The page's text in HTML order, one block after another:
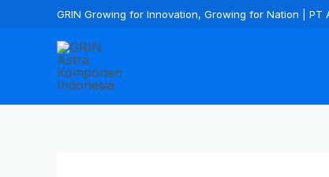
GRIN Growing for Innovation, Growing for Nation | PT